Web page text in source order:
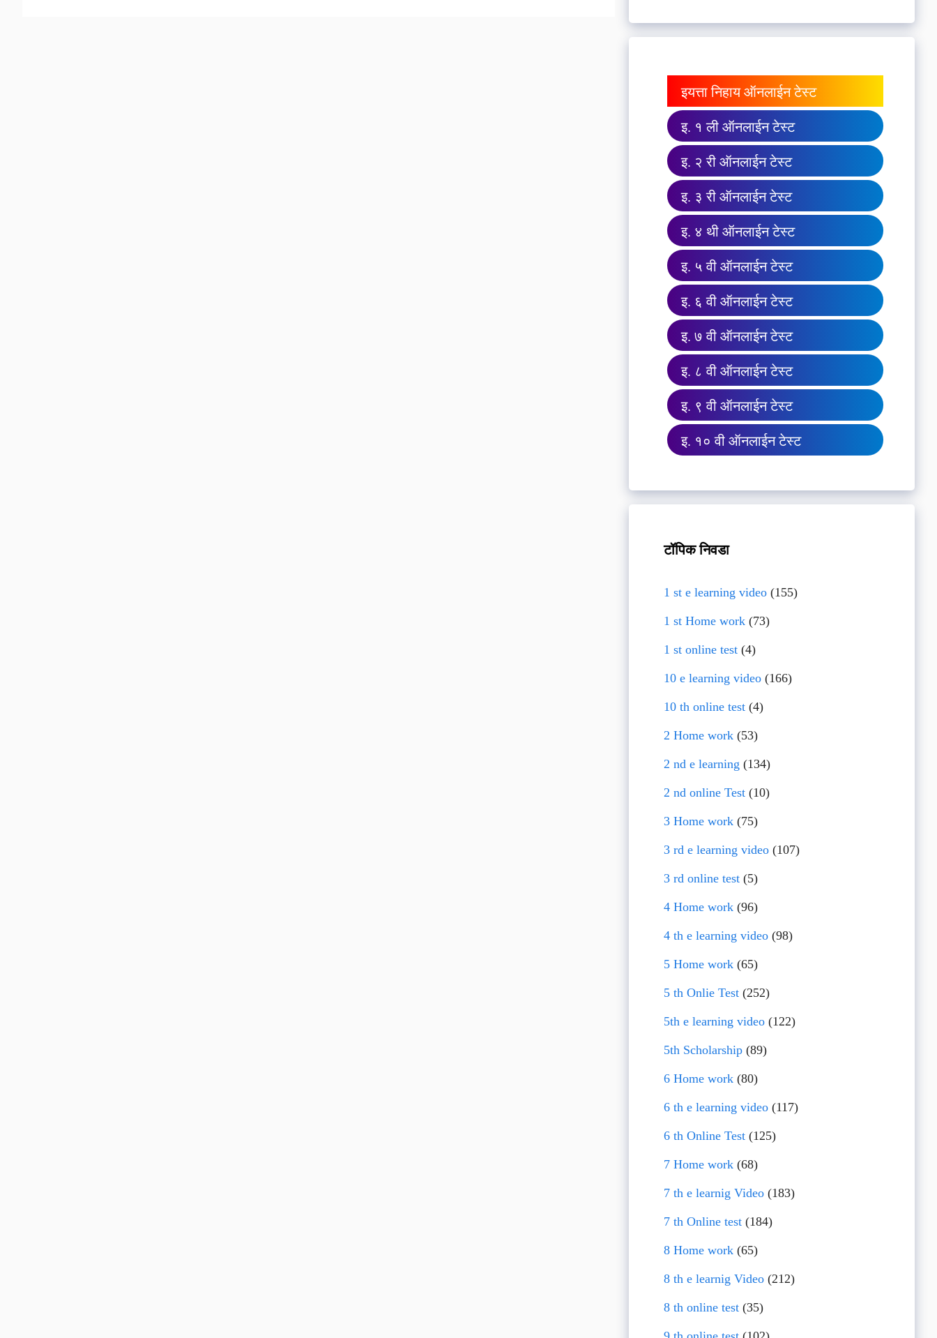
इयत्ता निहाय ऑनलाईन टेस्ट
इ. १ ली ऑनलाईन टेस्ट
इ. २ री ऑनलाईन टेस्ट
इ. ३ री ऑनलाईन टेस्ट
इ. ४ थी ऑनलाईन टेस्ट
इ. ५ वी ऑनलाईन टेस्ट
इ. ६ वी ऑनलाईन टेस्ट
इ. ७ वी ऑनलाईन टेस्ट
इ. ८ वी ऑनलाईन टेस्ट
इ. ९ वी ऑनलाईन टेस्ट
इ. १० वी ऑनलाईन टेस्ट
टॉपिक निवडा
1 st e learning video(155)
1 st Home work(73)
1 st online test(4)
10 e learning video(166)
10 th online test(4)
2 Home work(53)
2 nd e learning (134)
2 nd online Test(10)
3 Home work(75)
3 rd e learning video(107)
3 rd online test(5)
4 Home work(96)
4 th e learning video(98)
5 Home work(65)
5 th Onlie Test(252)
5th e learning video(122)
5th Scholarship(89)
6 Home work(80)
6 th e learning video(117)
6 th Online Test(125)
7 Home work(68)
7 th e learnig Video(183)
7 th Online test(184)
8 Home work(65)
8 th e learnig Video(212)
8 th online test(35)